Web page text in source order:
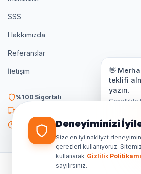
SSS
Hakkımızda
Referanslar
İletişim
%100 Sigortalı
K3 Belgeli
7/24 Destek
Ankara Özdemir Nakliyat. Tüm
Deneyiminizi
Size en iyi nakliyat
çerezleri kullanıyoruz.
kullanarak Gizlilik
sayılırsınız.
👋
teklifi
yazın.
Genellikle